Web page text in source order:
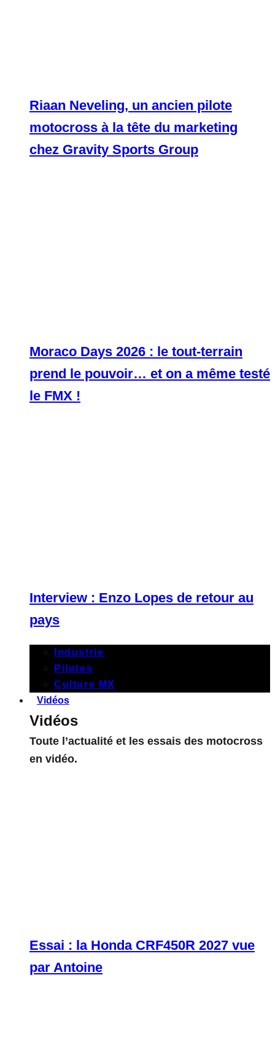
Riaan Neveling, un ancien pilote
motocross à la tête du marketing
chez Gravity Sports Group
Moraco Days 2026 : le tout-terrain
prend le pouvoir… et on a même testé
le FMX !
Interview : Enzo Lopes de retour au
pays
Industrie
Pilotes
Culture MX
Vidéos
Vidéos
Toute l’actualité et les essais des motocross
en vidéo.
Essai : la Honda CRF450R 2027 vue
par Antoine